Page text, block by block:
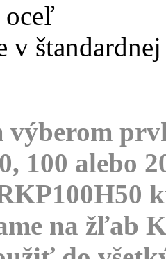
oceľ
v
výberom
100 alebo
na žľab